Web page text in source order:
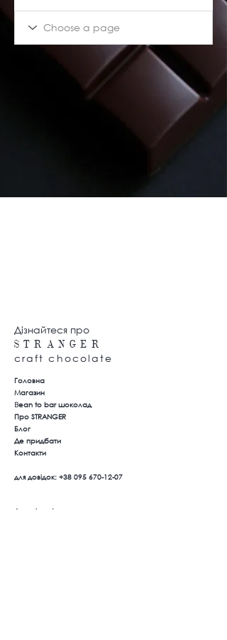
Дізнайтеся про
S T R A N G E R
craft chocolate
Головна
Магазин
Bean to bar шоколад
Про STRANGER
Блог
Де придбати
Контакти
для довідок: +38 095 670-12-07
Договір оферти